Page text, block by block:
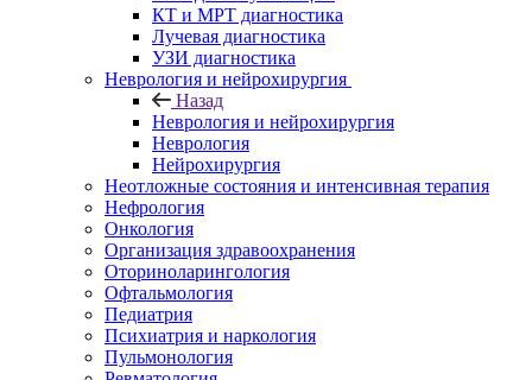
КТ и МРТ диагностика
Лучевая диагностика
УЗИ диагностика
Неврология и нейрохирургия
Назад
Неврология и нейрохирургия
Неврология
Нейрохирургия
Неотложные состояния и интенсивная терапия
Нефрология
Онкология
Организация здравоохранения
Оториноларингология
Офтальмология
Педиатрия
Психиатрия и наркология
Пульмонология